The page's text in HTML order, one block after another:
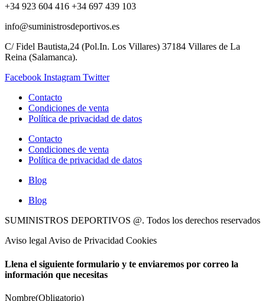
+34 923 604 416 +34 697 439 103
info@suministrosdeportivos.es
C/ Fidel Bautista,24 (Pol.In. Los Villares) 37184 Villares de La
Reina (Salamanca).
Facebook Instagram Twitter
Contacto
Condiciones de venta
Política de privacidad de datos
Contacto
Condiciones de venta
Política de privacidad de datos
Blog
Blog
SUMINISTROS DEPORTIVOS @. Todos los derechos reservados
Aviso legal Aviso de Privacidad Cookies
Llena el siguiente formulario y te enviaremos por correo la
información que necesitas
Nombre(Obligatorio)